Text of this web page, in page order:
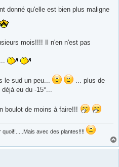
donné qu'elle est bien plus maligne
mois!!!! Il n'en n'est pas
le sud un peu...
... plus de
eu du -15°...
boulot de moins à faire!!!
quoi!!.....Mais avec des plantes!!!!